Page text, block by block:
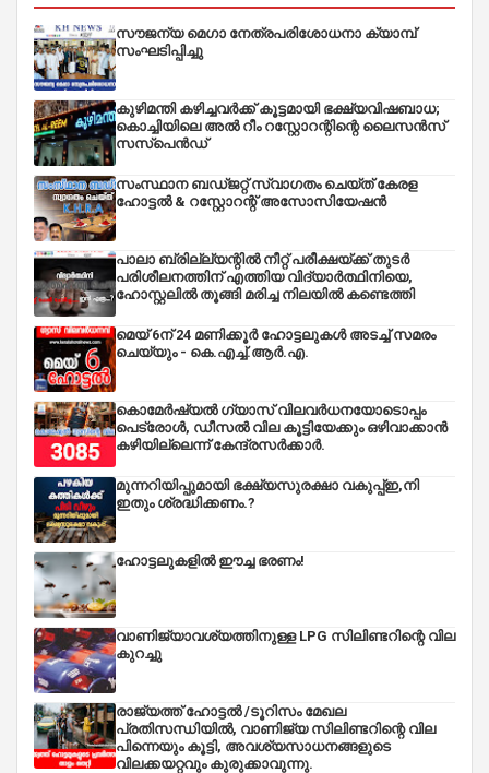
സൗജന്യ മെഗാ നേത്രപരിശോധനാ ക്യാമ്പ്
സംഘടിപ്പിച്ചു
കുഴിമന്തി കഴിച്ചവർക്ക് കൂട്ടമായി ഭക്ഷ്യവിഷബാധ;
കൊച്ചിയിലെ അൽ റീം റസ്റ്റോറന്റിന്റെ ലൈസൻസ്
സസ്പെൻഡ്
സംസ്ഥാന ബഡ്‌ജറ്റ് സ്വാഗതം ചെയ്ത് കേരള
ഹോട്ടൽ & റസ്റ്റോറന്റ് അസോസിയേഷൻ
പാലാ ബ്രില്ല്യന്റിൽ നീറ്റ് പരീക്ഷയ്ക്ക് തുടർ
പരിശീലനത്തിന് എത്തിയ വിദ്യാർത്ഥിനിയെ,
ഹോസ്റ്റലിൽ തൂങ്ങി മരിച്ച നിലയിൽ കണ്ടെത്തി
മെയ് 6ന് 24 മണിക്കൂർ ഹോട്ടലുകൾ അടച്ച് സമരം
ചെയ്യും - കെ.എച്ച്.ആർ.എ.
കൊമേർഷ്യൽ ഗ്യാസ് വിലവർധനയോടൊപ്പം
പെട്രോൾ, ഡീസല്‍ വില കൂട്ടിയേക്കും ഒഴിവാക്കാന്‍
കഴിയില്ലെന്ന് കേന്ദ്രസര്‍ക്കാര്‍.
മുന്നറിയിപ്പുമായി ഭക്ഷ്യസുരക്ഷാ വകുപ്പ്ഇ,നി
ഇതും ശ്രദ്ധിക്കണം.?
ഹോട്ടലുകളിൽ ഈച്ച ഭരണം!
വാണിജ്യാവശ്യത്തിനുള്ള LPG സിലിണ്ടറിന്റെ വില
കുറച്ചു
രാജ്യത്ത് ഹോട്ടൽ /ടൂറിസം മേഖല
പ്രതിസന്ധിയിൽ, വാണിജ്യ സിലിണ്ടറിന്റെ വില
പിന്നെയും കൂട്ടി, അവശ്യസാധനങ്ങളുടെ
വിലക്കയറ്റവും കുരുക്കാവുന്നു.